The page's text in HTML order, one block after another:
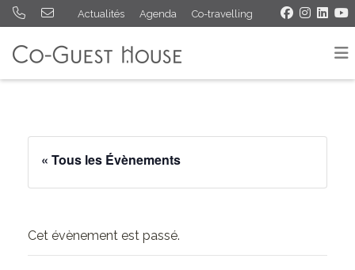
Actualités Agenda Co-travelling
« Tous les Évènements
Cet évènement est passé.